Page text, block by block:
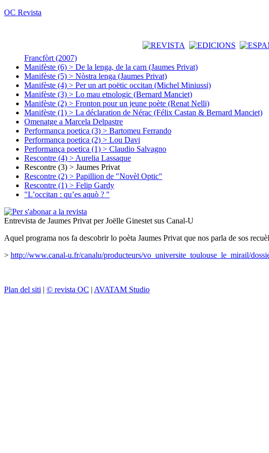
OC Revista
Francfòrt (2007)
Manifèste (6) > De la lenga, de la carn (Jaumes Privat)
Manifèste (5) > Nòstra lenga (Jaumes Privat)
Manifèste (4) > Per un art poëtic occitan (Michel Miniussi)
Manifèste (3) > Lo mau etnologic (Bernard Manciet)
Manifèste (2) > Fronton pour un jeune poète (Renat Nelli)
Manifèste (1) > La déclaration de Nérac (Félix Castan & Bernard Manciet)
Omenatge a Marcela Delpastre
Performança poetica (3) > Bartomeu Ferrando
Performança poetica (2) > Lou Davi
Performança poetica (1) > Claudio Salvagno
Rescontre (4) > Aurelia Lassaque
Rescontre (3) > Jaumes Privat
Rescontre (2) > Papillion de "Novèl Optic"
Rescontre (1) > Felip Gardy
"L’occitan : qu’es aquò ? "
Entrevista de Jaumes Privat per Joëlle Ginestet sus Canal-U
Aquel programa nos fa descobrir lo poèta Jaumes Privat que nos parla de sos
> http://www.canal-u.fr/canalu/producteurs/vo_universite_toulouse_le_mirail/
Plan del siti | © revista OC | AVATAM Studio